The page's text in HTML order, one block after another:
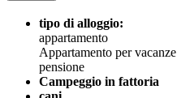
tipo di alloggio:
appartamento
Appartamento per vacanze
pensione
Campeggio in fattoria